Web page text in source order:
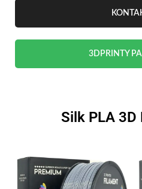
3DPRINTY
Silk PLA 3D